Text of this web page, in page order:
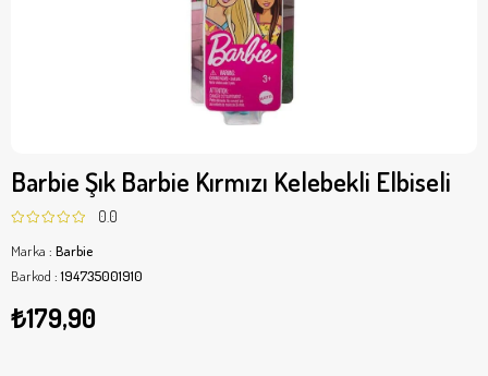
Barbie Şık Barbie Kırmızı Kelebekli Elbiseli
0.0
Marka : Barbie
Barkod : 194735001910
₺179,90